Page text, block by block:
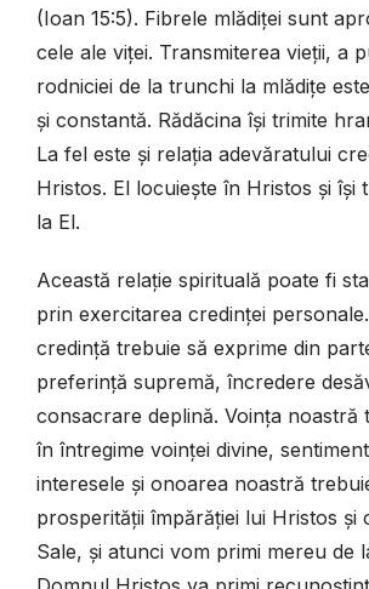
(Ioan 15:5). Fibrele mlădiței sunt
cele ale viței. Transmiterea vieții, a
rodniciei de la trunchi la mlădițe
și constantă. Rădăcina își trimite
La fel este și relația adevăratului
Hristos. El locuiește în Hristos și își
la El.
Această relație spirituală poate fi
prin exercitarea credinței
credință trebuie să exprime din
preferință supremă, încredere
consacrare deplină. Voința noastră
în întregime voinței divine,
interesele și onoarea noastră
prosperității împărăției lui Hristos și
Sale, și atunci vom primi mereu de